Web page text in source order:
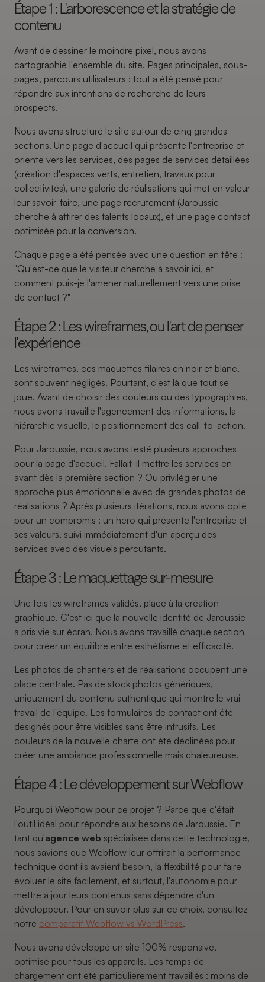
Étape 1 : L'arborescence et la stratégie de
contenu
Avant de dessiner le moindre pixel, nous avons
cartographié l'ensemble du site. Pages principales, sous-
pages, parcours utilisateurs : tout a été pensé pour
répondre aux intentions de recherche de leurs
prospects.
Nous avons structuré le site autour de cinq grandes
sections. Une page d'accueil qui présente l'entreprise et
oriente vers les services, des pages de services détaillées
(création d'espaces verts, entretien, travaux pour
collectivités), une galerie de réalisations qui met en valeur
leur savoir-faire, une page recrutement (Jaroussie
cherche à attirer des talents locaux), et une page contact
optimisée pour la conversion.
Chaque page a été pensée avec une question en tête :
"Qu'est-ce que le visiteur cherche à savoir ici, et
comment puis-je l'amener naturellement vers une prise
de contact ?"
Étape 2 : Les wireframes, ou l'art de penser
l'expérience
Les wireframes, ces maquettes filaires en noir et blanc,
sont souvent négligés. Pourtant, c'est là que tout se
joue. Avant de choisir des couleurs ou des typographies,
nous avons travaillé l'agencement des informations, la
hiérarchie visuelle, le positionnement des call-to-action.
Pour Jaroussie, nous avons testé plusieurs approches
pour la page d'accueil. Fallait-il mettre les services en
avant dès la première section ? Ou privilégier une
approche plus émotionnelle avec de grandes photos de
réalisations ? Après plusieurs itérations, nous avons opté
pour un compromis : un hero qui présente l'entreprise et
ses valeurs, suivi immédiatement d'un aperçu des
services avec des visuels percutants.
Étape 3 : Le maquettage sur-mesure
Une fois les wireframes validés, place à la création
graphique. C'est ici que la nouvelle identité de Jaroussie
a pris vie sur écran. Nous avons travaillé chaque section
pour créer un équilibre entre esthétisme et efficacité.
Les photos de chantiers et de réalisations occupent une
place centrale. Pas de stock photos génériques,
uniquement du contenu authentique qui montre le vrai
travail de l'équipe. Les formulaires de contact ont été
designés pour être visibles sans être intrusifs. Les
couleurs de la nouvelle charte ont été déclinées pour
créer une ambiance professionnelle mais chaleureuse.
Étape 4 : Le développement sur Webflow
Pourquoi Webflow pour ce projet ? Parce que c'était
l'outil idéal pour répondre aux besoins de Jaroussie. En
tant qu'agence web spécialisée dans cette technologie,
nous savions que Webflow leur offrirait la performance
technique dont ils avaient besoin, la flexibilité pour faire
évoluer le site facilement, et surtout, l'autonomie pour
mettre à jour leurs contenus sans dépendre d'un
développeur. Pour en savoir plus sur ce choix, consultez
notre comparatif Webflow vs WordPress.
Nous avons développé un site 100% responsive,
optimisé pour tous les appareils. Les temps de
chargement ont été particulièrement travaillés : moins de